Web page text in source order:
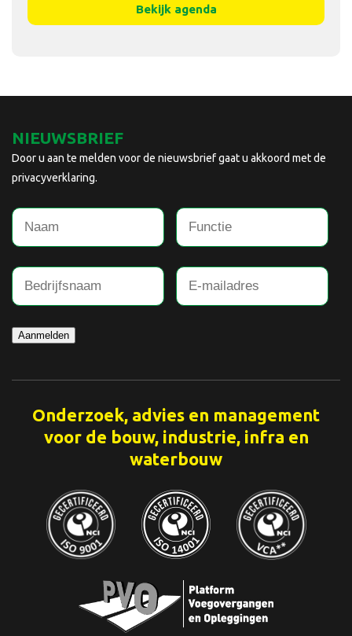
Bekijk agenda
NIEUWSBRIEF
Door u aan te melden voor de nieuwsbrief gaat u akkoord met de
privacyverklaring.
Aanmelden
Onderzoek, advies en management
voor de bouw, industrie, infra en
waterbouw